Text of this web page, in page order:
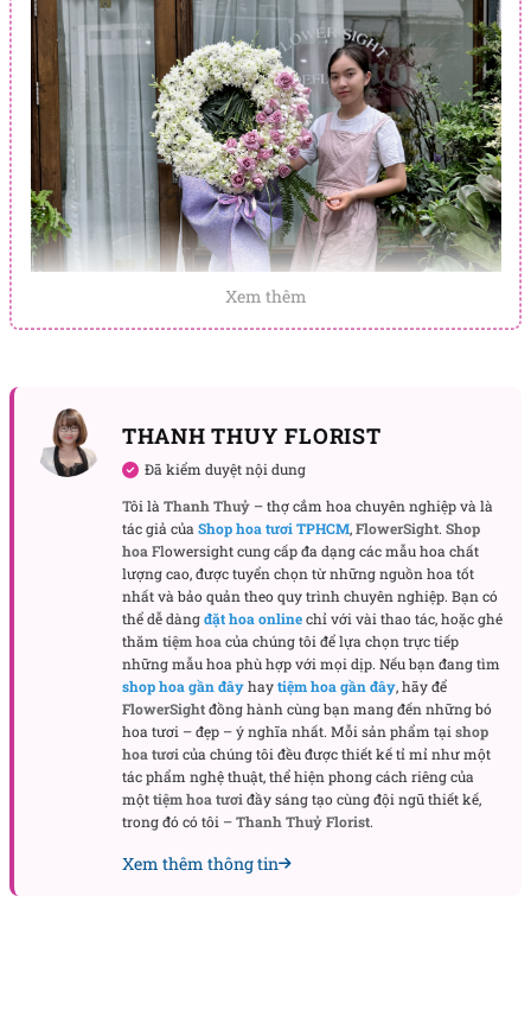
Thiết kế vòng hoa mang sắc trắng thanh khiết và điểm
nhấn tím thương nhớ
Nghìn Thu Thương Nhớđược thiết kế theo phong
cách trang trọng, cân bằng giữa sự đầy đặn và
khoảng thở tự nhiên. Hoa cúc trắng là lớp nền
chính, tạo nên bề mặt bông xốp, mềm và sáng. Loài
hoa này thường gợi cảm giác bình an, phù hợp với
không gian tiễn biệt cần sự chỉn chu, tôn nghiêm.
Lan thái trắng được cài xen trong vòng hoa, giúp
mẫu hoa có độ rủ nhẹ và nét sang hơn. Những chùm
lan trắng nhỏ không quá nổi bật riêng lẻ, nhưng khi
kết hợp cùng hoa cúc lại tạo nên vẻ thanh thoát,
như một lời cầu nguyện lặng lẽ. Phần hoa hồng tím
Xem thêm
THANH THUY FLORIST
Đã kiểm duyệt nội dung
Tôi làThanh Thuỷ – thợ cắm hoa chuyên nghiệp và là
tác giả củaShop hoa tươi TPHCM,FlowerSight. Shop
hoaFlowersight cung cấp đa dạng các mẫu hoa chất
lượng cao, được tuyển chọn từ những nguồn hoa tốt
nhất và bảo quản theo quy trình chuyên nghiệp. Bạn có
thể dễ dàngđặt hoa onlinechỉ với vài thao tác, hoặc ghé
thămtiệm hoacủa chúng tôi để lựa chọn trực tiếp
những mẫu hoa phù hợp với mọi dịp. Nếu bạn đang tìm
shop hoa gần đâyhaytiệm hoa gần đây, hãy để
FlowerSightđồng hành cùng bạn mang đến những bó
hoa tươi – đẹp – ý nghĩa nhất. Mỗi sản phẩm tạishop
hoa tươicủa chúng tôi đều được thiết kế tỉ mỉ như một
tác phẩm nghệ thuật, thể hiện phong cách riêng của
mộttiệm hoa tươiđầy sáng tạo cùng đội ngũ thiết kế,
trong đó có tôi –Thanh Thuỷ Florist.
Xem thêm thông tin